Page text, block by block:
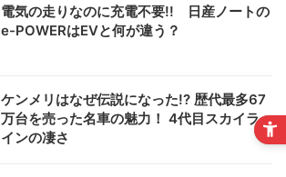
電気の走りなのに充電不要!! 日産ノートの
e-POWERはEVと何が違う？
ケンメリはなぜ伝説になった!? 歴代最多67
万台を売った名車の魅力！ 4代目スカイラ
インの凄さ